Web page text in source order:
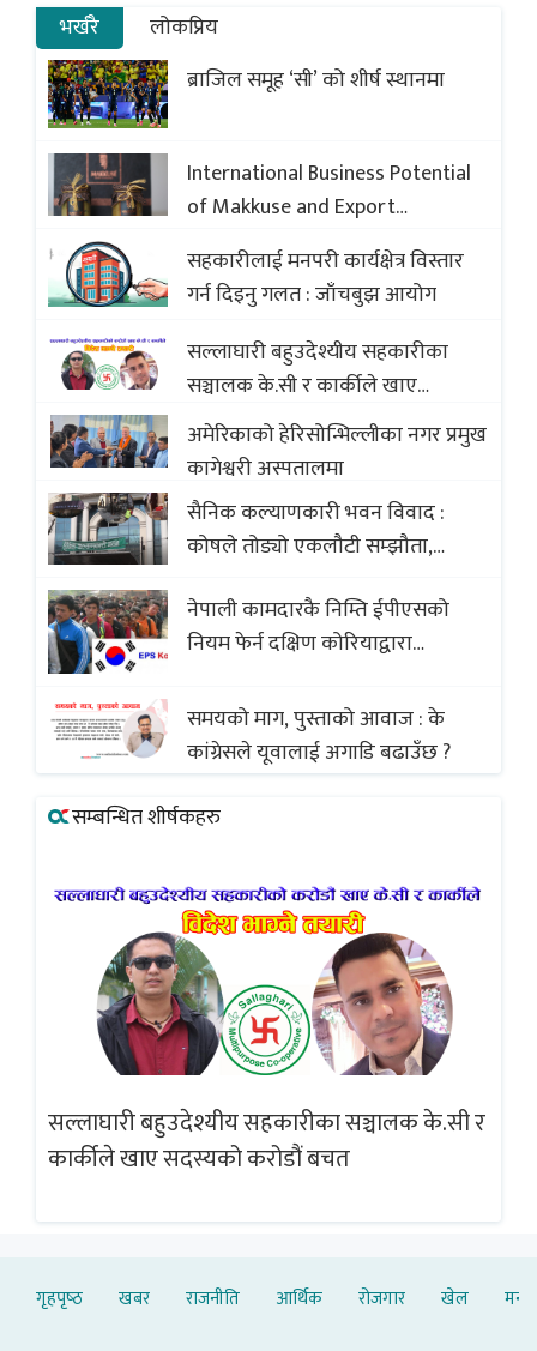
भर्खरै
लोकप्रिय
ब्राजिल समूह ‘सी’ को शीर्ष स्थानमा
International Business Potential
of Makkuse and Export
Opportunities of Nepali Sweets
with Global Comparison to
Baklava
सहकारीलाई मनपरी कार्यक्षेत्र विस्तार
गर्न दिइनु गलत : जाँचबुझ आयोग
सल्लाघारी बहुउदेश्यीय सहकारीका
सञ्चालक के.सी र कार्कीले खाए
सदस्यको करोडौं बचत
अमेरिकाको हेरिसोन्भिल्लीका नगर प्रमुख
कागेश्वरी अस्पतालमा
सैनिक कल्याणकारी भवन विवाद :
कोषले तोड्यो एकलौटी सम्झौता,
(भिडियो)
नेपाली कामदारकै निम्ति ईपीएसको
नियम फेर्न दक्षिण कोरियाद्वारा
समयको माग, पुस्ताको आवाज : के
कांग्रेसले यूवालाई अगाडि बढाउँछ ?
सम्बन्धित शीर्षकहरु
सल्लाघारी बहुउदेश्यीय सहकारीका सञ्चालक के.सी र
कार्कीले खाए सदस्यको करोडौं बचत
गृहपृष्‍ठ खबर राजनीति आर्थिक रोजगार खेल